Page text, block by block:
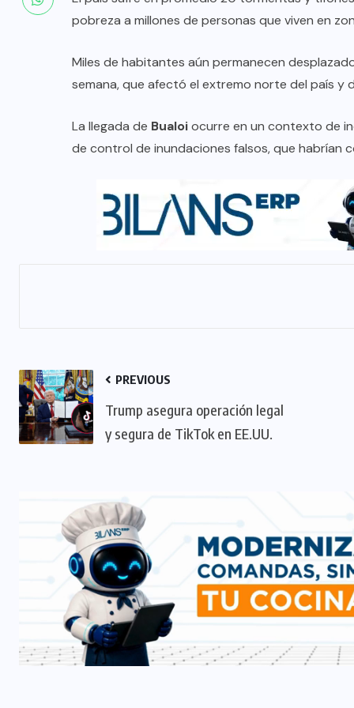
pobreza a millones de personas que viven en
Miles de habitantes aún permanecen
semana, que afectó el extremo norte del país y
La llegada de Bualoiocurre en un contexto de
de control de inundaciones falsos, que habrían
PREVIOUS
Trump asegura operación legal
y segura de TikTok en EE.UU.